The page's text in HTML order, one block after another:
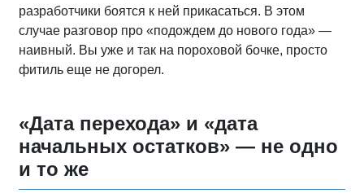
разработчики боятся к ней прикасаться. В этом
случае разговор про «подождем до нового года» —
наивный. Вы уже и так на пороховой бочке, просто
фитиль еще не догорел.
«Дата перехода» и «дата
начальных остатков» — не одно
и то же